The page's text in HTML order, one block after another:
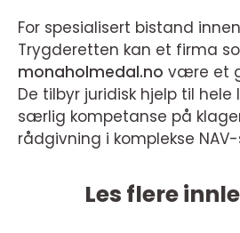
For spesialisert bistand
Trygderetten kan et firma
monaholmedal.no være et
De tilbyr juridisk hjelp til
særlig kompetanse på
rådgivning i komplekse
Les flere